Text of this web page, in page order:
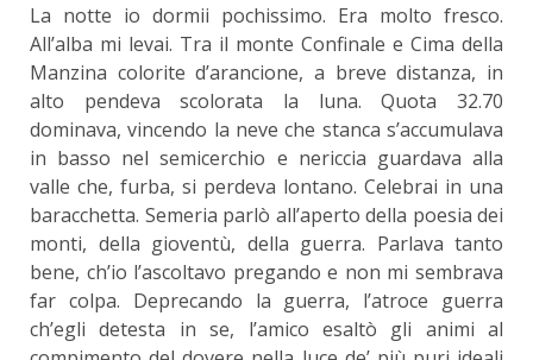
La notte io dormii pochissimo. Era molto fresco.
All’alba mi levai. Tra il monte Confinale e Cima della
Manzina colorite d’arancione, a breve distanza, in
alto pendeva scolorata la luna. Quota 32.70
dominava, vincendo la neve che stanca s’accumulava
in basso nel semicerchio e nericcia guardava alla
valle che, furba, si perdeva lontano. Celebrai in una
baracchetta. Semeria parlò all’aperto della poesia dei
monti, della gioventù, della guerra. Parlava tanto
bene, ch’io l’ascoltavo pregando e non mi sembrava
far colpa. Deprecando la guerra, l’atroce guerra
ch’egli detesta in se, l’amico esaltò gli animi al